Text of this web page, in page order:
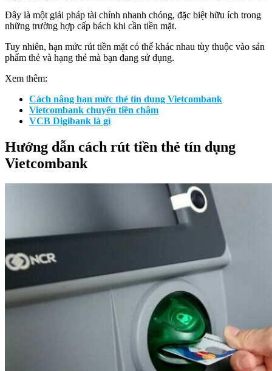
Đây là một giải pháp tài chính nhanh chóng, đặc biệt hữu ích trong
những trường hợp cấp bách khi cần tiền mặt.
Tuy nhiên, hạn mức rút tiền mặt có thể khác nhau tùy thuộc vào sản
phẩm thẻ và hạng thẻ mà bạn đang sử dụng.
Xem thêm:
Cách nâng hạn mức thẻ tín dụng Vietcombank
Vietcombank chuyển tiền chậm
VCB Digibank là gì
Hướng dẫn cách rút tiền thẻ tín dụng
Vietcombank